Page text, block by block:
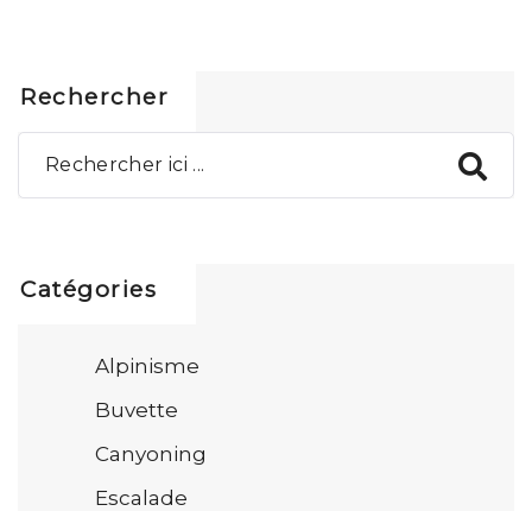
Rechercher
Catégories
Alpinisme
Buvette
Canyoning
Escalade